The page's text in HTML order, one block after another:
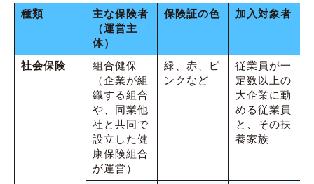
種類
主な保険者
（運営主
体）
保険証の色 加入対象者
社会保険
組合健保
（企業が組
織する組合
や、同業他
社と共同で
設立した健
康保険組合
が運営）
緑、赤、ピ
ンクなど
従業員が一
定数以上の
大企業に勤
める従業員
と、その扶
養家族